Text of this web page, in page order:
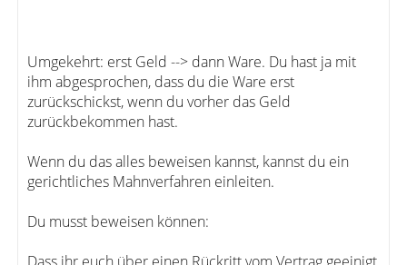
Umgekehrt: erst Geld --> dann Ware. Du hast ja mit
ihm abgesprochen, dass du die Ware erst
zurückschickst, wenn du vorher das Geld
zurückbekommen hast.
Wenn du das alles beweisen kannst, kannst du ein
gerichtliches Mahnverfahren einleiten.
Du musst beweisen können: